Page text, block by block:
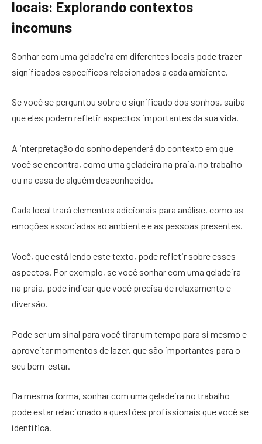
locais: Explorando contextos
incomuns
Sonhar com uma geladeira em diferentes locais pode trazer
significados específicos relacionados a cada ambiente.
Se você se perguntou sobre o significado dos sonhos, saiba
que eles podem refletir aspectos importantes da sua vida.
A interpretação do sonho dependerá do contexto em que
você se encontra, como uma geladeira na praia, no trabalho
ou na casa de alguém desconhecido.
Cada local trará elementos adicionais para análise, como as
emoções associadas ao ambiente e as pessoas presentes.
Você, que está lendo este texto, pode refletir sobre esses
aspectos. Por exemplo, se você sonhar com uma geladeira
na praia, pode indicar que você precisa de relaxamento e
diversão.
Pode ser um sinal para você tirar um tempo para si mesmo e
aproveitar momentos de lazer, que são importantes para o
seu bem-estar.
Da mesma forma, sonhar com uma geladeira no trabalho
pode estar relacionado a questões profissionais que você se
identifica.